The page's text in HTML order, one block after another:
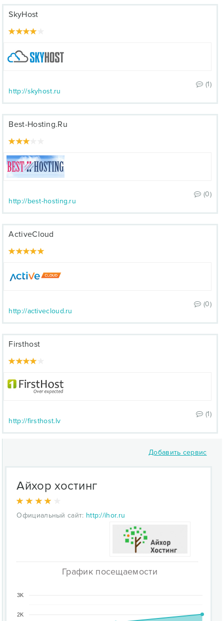
SkyHost
(1)
http://skyhost.ru
Best-Hosting.Ru
(0)
http://best-hosting.ru
ActiveCloud
(0)
http://activecloud.ru
Firsthost
(1)
http://firsthost.lv
Добавить сервис
Айхор хостинг
Официальный сайт: http://ihor.ru
График посещаемости
2K
3K